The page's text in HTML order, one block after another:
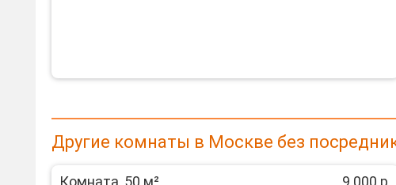
Другие комнаты в Москве без
Комната, 50 м² 9 000 р.